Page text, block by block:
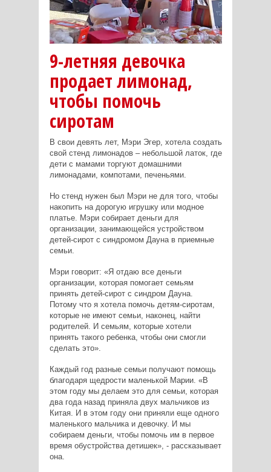
9-летняя девочка
продает лимонад,
чтобы помочь
сиротам
В свои девять лет, Мэри Эгер, хотела создать
свой стенд лимонадов – небольшой латок, где
дети с мамами торгуют домашними
лимонадами, компотами, печеньями.
Но стенд нужен был Мэри не для того, чтобы
накопить на дорогую игрушку или модное
платье. Мэри собирает деньги для
организации, занимающейся устройством
детей-сирот с синдромом Дауна в приемные
семьи.
Мэри говорит: «Я отдаю все деньги
организации, которая помогает семьям
принять детей-сирот с синдром Дауна.
Потому что я хотела помочь детям-сиротам,
которые не имеют семьи, наконец, найти
родителей. И семьям, которые хотели
принять такого ребенка, чтобы они смогли
сделать это».
Каждый год разные семьи получают помощь
благодаря щедрости маленькой Марии. «В
этом году мы делаем это для семьи, которая
два года назад приняла двух мальчиков из
Китая. И в этом году они приняли еще одного
маленького мальчика и девочку. И мы
собираем деньги, чтобы помочь им в первое
время обустройства детишек», - рассказывает
она.